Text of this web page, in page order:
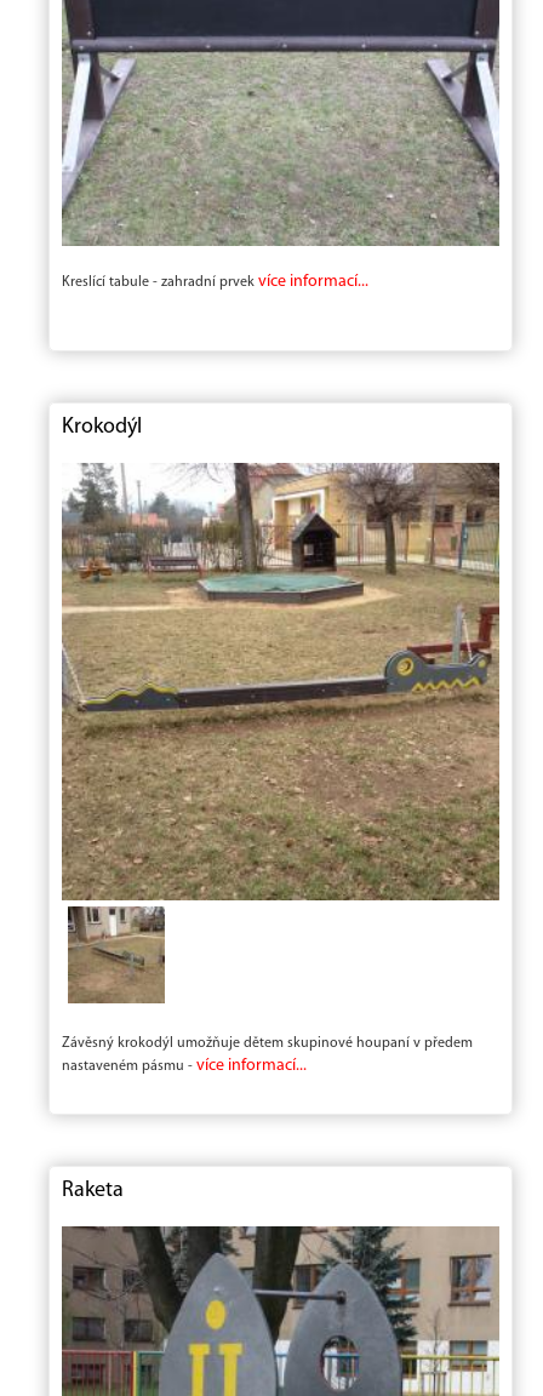
Kreslící tabule - zahradní prvek více informací...
Krokodýl
Závěsný krokodýl umožňuje dětem skupinové houpaní v předem
nastaveném pásmu - více informací...
Raketa